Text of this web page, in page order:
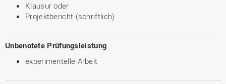
Klausur oder
Projektbericht (schriftlich)
Unbenotete Prüfungsleistung
experimentelle Arbeit